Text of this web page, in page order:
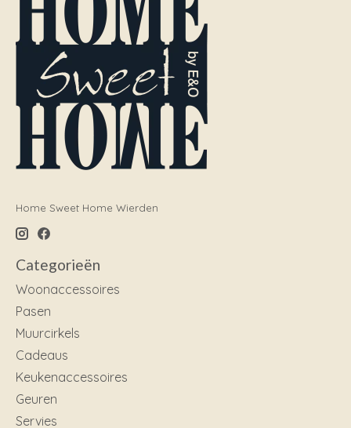
Home Sweet Home Wierden
Categorieën
Woonaccessoires
Pasen
Muurcirkels
Cadeaus
Keukenaccessoires
Geuren
Servies